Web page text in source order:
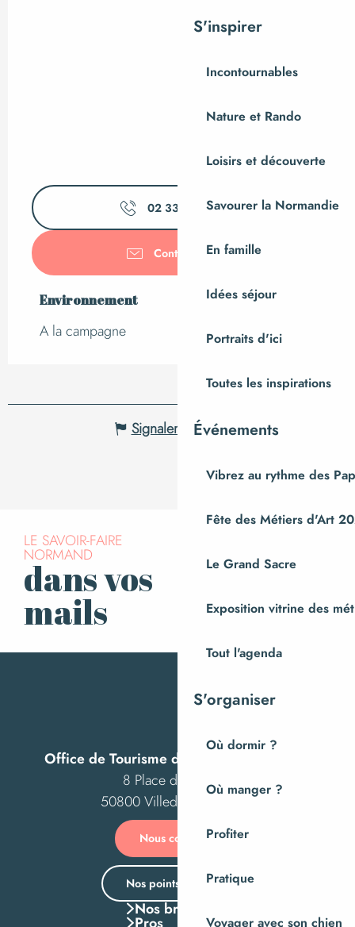
S'inspirer
Incontournables
Nature et Rando
Loisirs et découverte
Savourer la Normandie
En famille
Idées séjour
Portraits d'ici
Toutes les inspirations
Événements
Vibrez au rythme des
Fête des Métiers d'Art
Le Grand Sacre
Exposition vitrine des
Tout l'agenda
S'organiser
Où dormir ?
Où manger ?
Profiter
Pratique
Voyager avec son chien
02 33 56 28▒▒
Contactez-nous
Environnement
Environnement
A la campagne
Signaler une erreur
LE SAVOIR-FAIRE
NORMAND
dans vos
mails
Office de Tourisme de Villedieu Intercom
8 Place des Costils
50800 Villedieu-les-Poêles
Nous contacter
Nos points d’accueil
Nos brochures
Pros